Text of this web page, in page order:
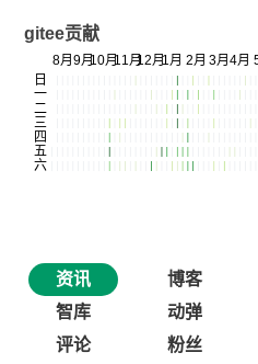
gitee贡献
资讯 博客
智库
动弹
评论
粉丝